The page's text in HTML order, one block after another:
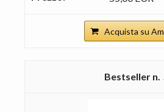
Acquista su